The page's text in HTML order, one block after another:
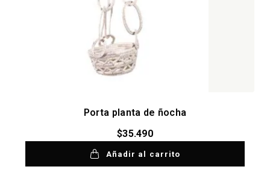
Porta planta de ñocha
$35.490
Añadir al carrito